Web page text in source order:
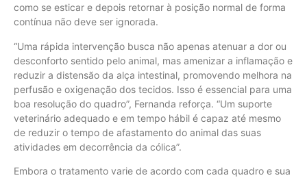
como se esticar e depois retornar à posição normal de forma
contínua não deve ser ignorada.
“Uma rápida intervenção busca não apenas atenuar a dor ou
desconforto sentido pelo animal, mas amenizar a inflamação e
reduzir a distensão da alça intestinal, promovendo melhora na
perfusão e oxigenação dos tecidos. Isso é essencial para uma
boa resolução do quadro”, Fernanda reforça. “Um suporte
veterinário adequado e em tempo hábil é capaz até mesmo
de reduzir o tempo de afastamento do animal das suas
atividades em decorrência da cólica”.
Embora o tratamento varie de acordo com cada quadro e sua